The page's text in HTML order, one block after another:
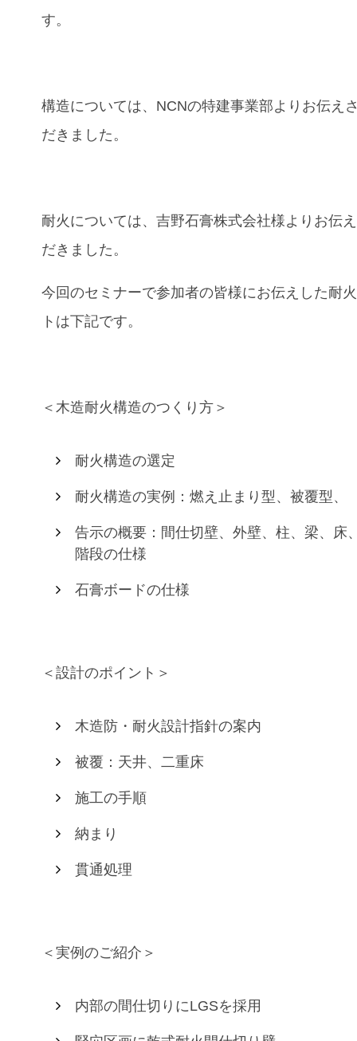
す。
構造については、NCNの特建事業部よりお伝え
だきました。
耐火については、吉野石膏株式会社様よりお伝
だきました。
今回のセミナーで参加者の皆様にお伝えした耐
トは下記です。
＜︎木造耐火構造のつくり方＞
耐火構造の選定
耐火構造の実例：燃え止まり型、被覆型、
告示の概要：間仕切壁、外壁、柱、梁、床
階段の仕様
石膏ボードの仕様
＜設計のポイント＞
木造防・耐火設計指針の案内
被覆：天井、二重床
施工の手順
納まり
貫通処理
＜実例のご紹介＞
内部の間仕切りにLGSを採用